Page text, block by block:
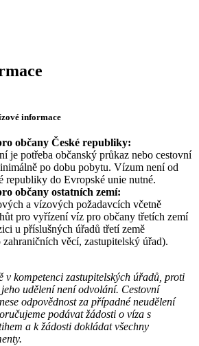
informace
občany České republiky:
je potřeba občanský průkaz nebo cestovní
po dobu pobytu. Vízum není od
republiky do Evropské unie nutné.
občany ostatních zemí:
a vízových požadavcích včetně
pro vyřízení víz pro občany třetích zemí
u příslušných úřadů třetí země
zahraničních věcí, zastupitelský úřad).
v kompetenci zastupitelských úřadů, proti
udělení není odvolání. Cestovní
odpovědnost za případné neudělení
podávat žádosti o víza s
a k žádosti dokládat všechny